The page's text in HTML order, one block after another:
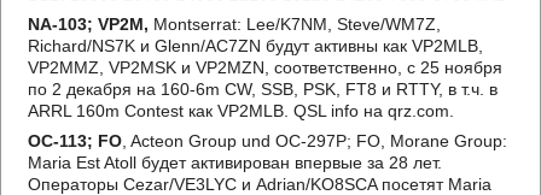
NA-103; VP2M, Montserrat: Lee/K7NM, Steve/WM7Z,
Richard/NS7K и Glenn/AC7ZN будут активны как VP2MLB,
VP2MMZ, VP2MSK и VP2MZN, соответственно, с 25 ноября
по 2 декабря на 160-6m CW, SSB, PSK, FT8 и RTTY, в т.ч. в
ARRL 160m Contest как VP2MLB. QSL info на qrz.com.
OC-113; FO , Acteon Group und OC-297P; FO, Morane Group:
Maria Est Atoll будет активирован впервые за 28 лет.
Операторы Cezar/VE3LYC и Adrian/KO8SCA посетят Maria